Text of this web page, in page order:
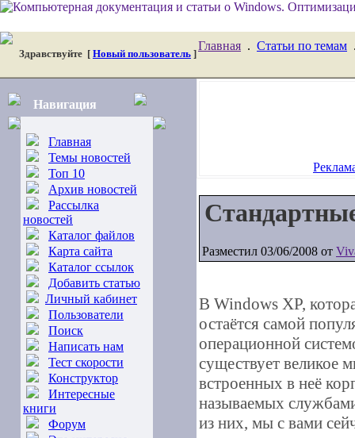
Здравствуйте [ Новый пользователь ]
Главная . Статьи по темам
Навигация
Главная
Темы новостей
Топ 10
Архив новостей
Рассылка
новостей
Каталог файлов
Карта сайта
Каталог ссылок
Добавить статью
Личный кабинет
Пользователи
Поиск
Написать нам
Тест скорости
Конструктор
Интересные
книги
Форум
Разместил 03/06/2008 от
В Windows XP,
остаётся самой
операционной
существует великое
встроенных в неё
называемых
из них, мы с вами